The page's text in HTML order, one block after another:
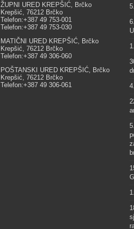
ŽUPNI URED KREPŠIĆ, Brčko
Krepšić, 76212 Brčko
Telefon:+387 49 753-001
Telefon:+387 49 753-030
MATIČNI URED KREPŠIĆ, Brčko
Krepšić, 76212 Brčko
Telefon:+387 49 306-060
POŠTANSKI URED KREPŠIĆ, Brčko
Krepšić, 76212 Brčko
Telefon:+387 49 306-061